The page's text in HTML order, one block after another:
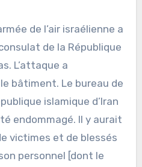
de l’air israélienne a
de la République
L’attaque a
bâtiment. Le bureau de
islamique d’Iran
endommagé. Il y aurait
victimes et de blessés
personnel [dont le